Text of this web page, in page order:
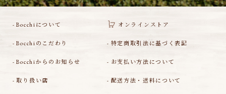
Bocchiについて
Bocchiのこだわり
Bocchiからのお知らせ
取り扱い店
オンラインストア
特定商取引法に基づく表記
お支払い方法について
配送方法・送料について